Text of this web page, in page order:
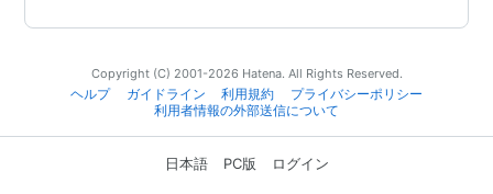
Copyright (C) 2001-2026 Hatena. All Rights Reserved.
ヘルプ
ガイドライン 利用規約
プライバシーポリシー
利用者情報の外部送信について
日本語 PC版 ログイン